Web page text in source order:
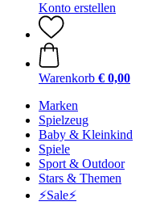
Konto erstellen
Warenkorb € 0,00
Marken
Spielzeug
Baby & Kleinkind
Spiele
Sport & Outdoor
Stars & Themen
⚡️Sale⚡️